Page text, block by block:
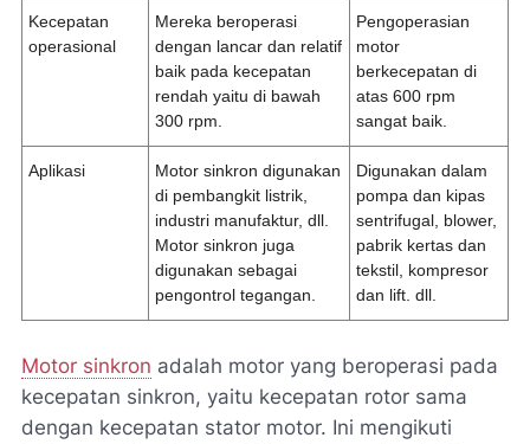
Kecepatan
operasional
Mereka beroperasi
dengan lancar dan relatif
baik pada kecepatan
rendah yaitu di bawah
300 rpm.
Pengoperasian
motor
berkecepatan di
atas 600 rpm
sangat baik.
Aplikasi
Motor sinkron digunakan
di pembangkit listrik,
industri manufaktur, dll.
Motor sinkron juga
digunakan sebagai
pengontrol tegangan.
Digunakan dalam
pompa dan kipas
sentrifugal, blower,
pabrik kertas dan
tekstil, kompresor
dan lift. dll.
Motor sinkron adalah motor yang beroperasi pada
kecepatan sinkron, yaitu kecepatan rotor sama
dengan kecepatan stator motor. Ini mengikuti